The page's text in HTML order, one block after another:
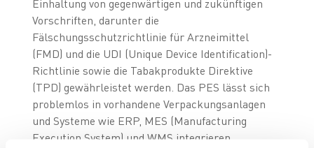
Einhaltung von gegenwärtigen und zukünftigen
Vorschriften, darunter die
Fälschungsschutzrichtlinie für Arzneimittel
(FMD) und die UDI (Unique Device Identification)-
Richtlinie sowie die Tabakprodukte Direktive
(TPD) gewährleistet werden. Das PES lässt sich
problemlos in vorhandene Verpackungsanlagen
und Systeme wie ERP, MES (Manufacturing
Execution System) und WMS integrieren.